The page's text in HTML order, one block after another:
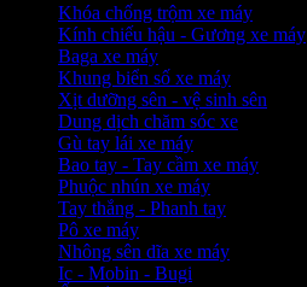
Khóa chống trộm xe máy
Kính chiếu hậu - Gương xe máy
Baga xe máy
Khung biển số xe máy
Xịt dưỡng sên - vệ sinh sên
Dung dịch chăm sóc xe
Gù tay lái xe máy
Bao tay - Tay cầm xe máy
Phuộc nhún xe máy
Tay thắng - Phanh tay
Pô xe máy
Nhông sên dĩa xe máy
Ic - Mobin - Bugi